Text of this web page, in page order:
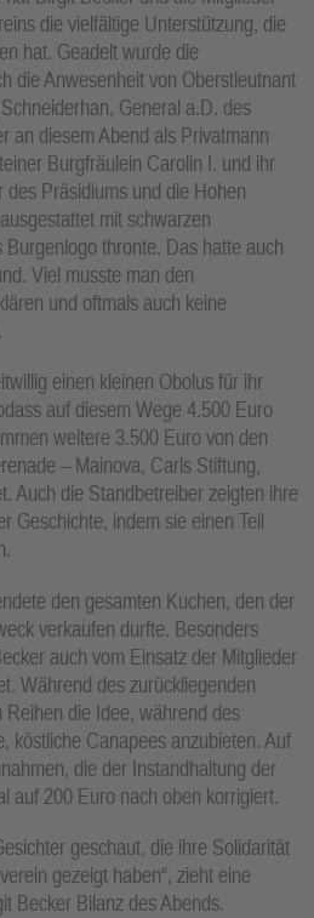
die vielfältige Unterstützung, die
hat. Geadelt wurde die
die Anwesenheit von Oberstleutnant
General a.D. des
an diesem Abend als Privatmann
Burgfräulein Carolin I. und ihr
Präsidiums und die Hohen
mit schwarzen
thronte. Das hatte auch
Viel musste man den
und oftmals auch keine
einen kleinen Obolus für ihr
auf diesem Wege 4.500 Euro
weitere 3.500 Euro von den
– Mainova, Carls Stiftung,
Auch die Standbetreiber zeigten ihre
Geschichte, indem sie einen Teil
den gesamten Kuchen, den der
verkaufen durfte. Besonders
auch vom Einsatz der Mitglieder
Während des zurückliegenden
die Idee, während des
köstliche Canapees anzubieten. Auf
die der Instandhaltung der
auf 200 Euro nach oben korrigiert.
geschaut, die ihre Solidarität
gezeigt haben“, zieht eine
Becker Bilanz des Abends.